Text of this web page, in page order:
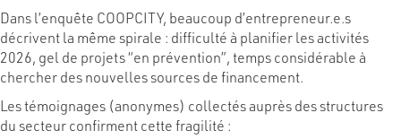
Dans l’enquête COOPCITY, beaucoup d’entrepreneur.e.s
décrivent la même spirale : difficulté à planifier les activités
2026, gel de projets “en prévention”, temps considérable à
chercher des nouvelles sources de financement.
Les témoignages (anonymes) collectés auprès des structures
du secteur confirment cette fragilité :